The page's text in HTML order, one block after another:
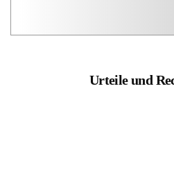
Urteile und